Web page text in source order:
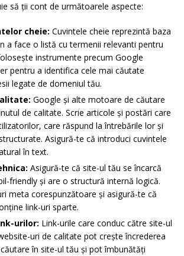
să ții cont de următoarele aspecte:
cheie: Cuvintele cheie reprezintă baza
a face o listă cu termenii relevanti pentru
instrumente precum Google
pentru a identifica cele mai căutate
legate de domeniul tău.
Google și alte motoare de căutare
de calitate. Scrie articole și postări care
care răspund la întrebările lor și
Asigură-te că introduci cuvintele
în text.
Asigură-te că site-ul tău se încarcă
friendly și are o structură internă logică.
meta corespunzătoare și asigură-te că
link-uri sparte.
urilor: Link-urile care conduc către site-ul
uri de calitate pot crește încrederea
în site-ul tău și pot îmbunătăți